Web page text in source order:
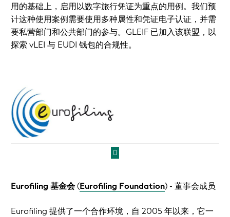
用的基础上，启用以数字旅行凭证为重点的用例。我们预
计这种使用案例需要使用多种属性和凭证电子认证，并需
要私营部门和公共部门的参与。GLEIF 已加入该联盟，以
探索 vLEI 与 EUDI 钱包的合规性。
Eurofiling 基金会(Eurofiling Foundation) - 董事会成员
Eurofiling 提供了一个合作环境，自 2005 年以来，它一